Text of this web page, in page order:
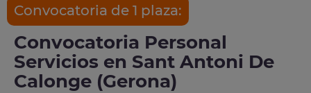
Convocatoria de 1 plaza:
Convocatoria Personal
Servicios en Sant Antoni De
Calonge (Gerona)